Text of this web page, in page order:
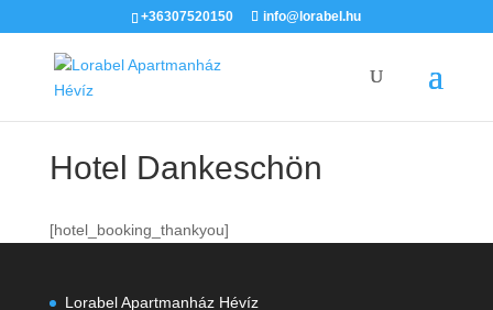
+36307520150 info@lorabel.hu
Hotel Dankeschön
[hotel_booking_thankyou]
Lorabel Apartmanház Hévíz